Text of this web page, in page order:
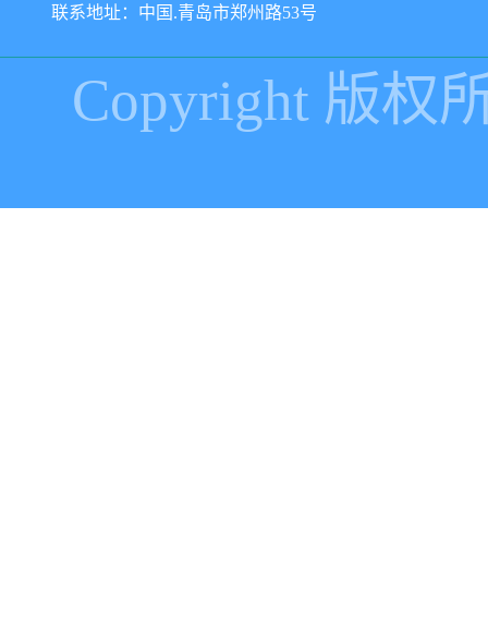
联系地址：中国.青岛市郑州路53号
Copyright 版权